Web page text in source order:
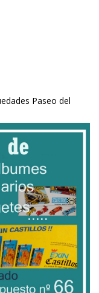
Paseo del